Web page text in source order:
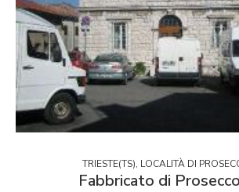
TRIESTE(TS), LOCALITÀ DI
Fabbricato di